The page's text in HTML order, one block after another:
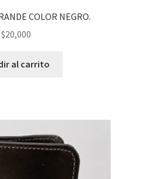
COLOR NEGRO.
$20,000
al carrito